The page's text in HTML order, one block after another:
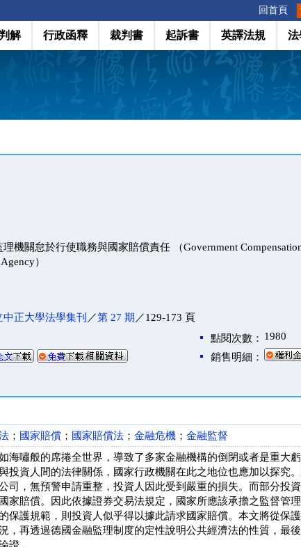
回首頁
解 行政函釋 裁判書 起訴書 英譯法規 法
機關怠於行使職務與國家賠償責任 （Government
）
中正大學法學集刊 ／第 27 期 ／129-173 頁
點閱次數： 1980
銷售明細：
； 國家賠償 ； 國家賠償法 ； 金融危機 ； 金融監督
海嘯般的席捲全世界，導致了多家金融機構的倒閉或者是重大
投資人間的法律關係，國家行政機關在此之地位也應加以探究
司，無預警申請重整，投資人因此受到嚴重的損失。而部分投
家賠償。因此依據證券交易法規定，國家所應該承擔之監督管
保護規範，則投資人似乎得以據此請求國家賠償。本文將從保
，再透過德國金融監理制度的定性說明公共經濟法的性質，最